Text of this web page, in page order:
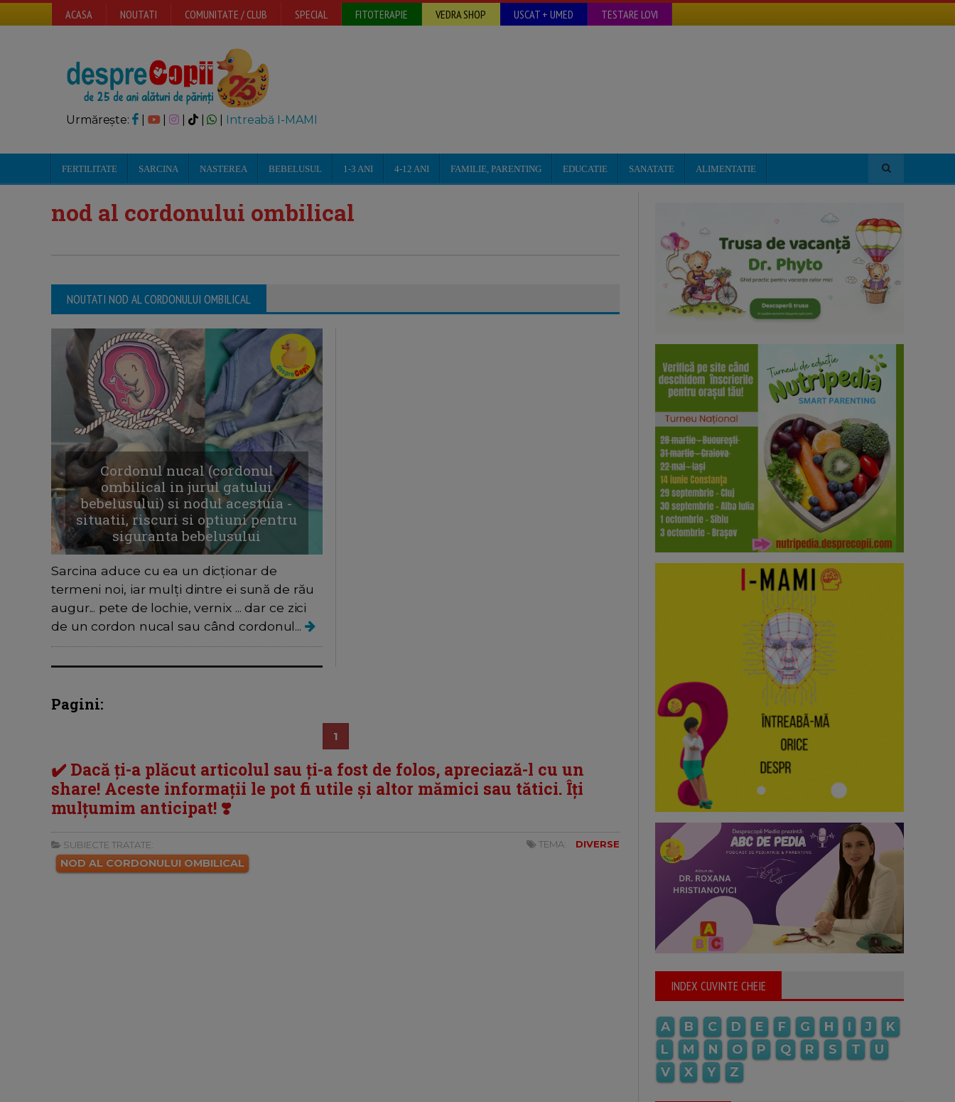
ACASA NOUTATI COMUNITATE / CLUB SPECIAL FITOTERAPIE VEDRA SHOP USCAT + UMED TESTARE LOVI
Urmărește: | | Intreabă I-MAMI
FERTILITATE SARCINA NASTEREA BEBELUSUL 1-3 ANI 4-12 ANI FAMILIE, PARENTING EDUCATIE SANATATE ALIMENTATIE
nod al cordonului ombilical
NOUTATI NOD AL CORDONULUI OMBILICAL
Cordonul nucal (cordonul
ombilical in jurul gatului
bebelusului) si nodul acestuia -
situatii, riscuri si optiuni pentru
siguranta bebelusului
Sarcina aduce cu ea un dicționar de
termeni noi, iar mulți dintre ei sună de rău
augur... pete de lochie, vernix ... dar ce zici
de un cordon nucal sau când cordonul...
Pagini:
1
✔️ Dacă ți-a plăcut articolul sau ți-a fost de folos, apreciază-l cu un
share! Aceste informații le pot fi utile și altor mămici sau tătici. Îți
mulțumim anticipat! ❣️
SUBIECTE TRATATE:
NOD AL CORDONULUI OMBILICAL
TEMA: DIVERSE
INDEX CUVINTE CHEIE
A B C D E F G H I J
K
L
M N O P Q R S T
U
V
X Y Z